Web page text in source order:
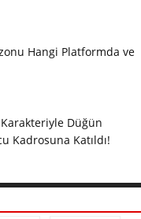
Hangi Platformda ve
Düğün
Kadrosuna Katıldı!